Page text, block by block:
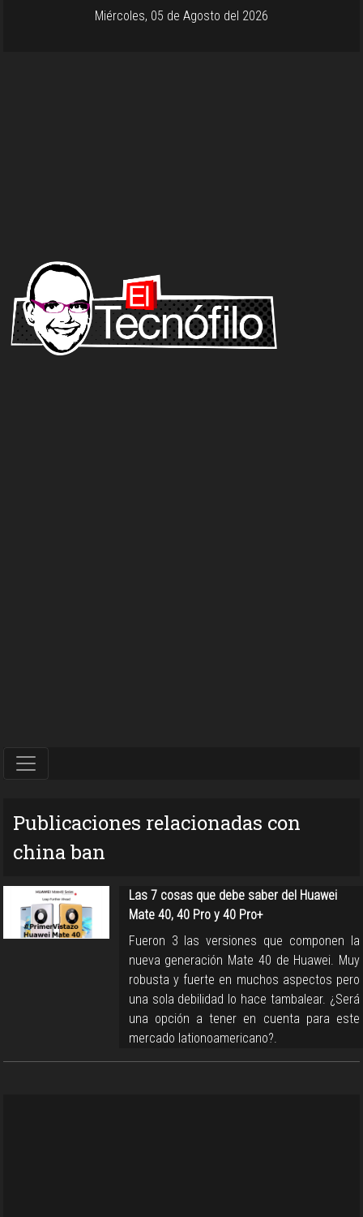
Miércoles, 05 de Agosto del 2026
Publicaciones relacionadas con
china ban
Las 7 cosas que debe saber del Huawei
Mate 40, 40 Pro y 40 Pro+
Fueron 3 las versiones que componen la
nueva generación Mate 40 de Huawei. Muy
robusta y fuerte en muchos aspectos pero
una sola debilidad lo hace tambalear. ¿Será
una opción a tener en cuenta para este
mercado lationoamericano?.